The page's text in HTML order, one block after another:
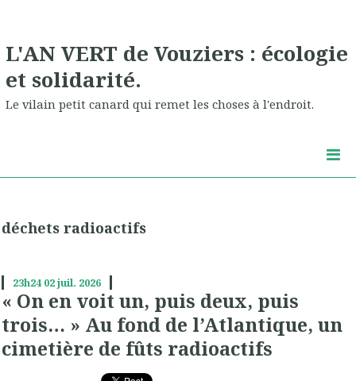
L'AN VERT de Vouziers : écologie
et solidarité.
Le vilain petit canard qui remet les choses à l'endroit.
déchets radioactifs
23h24 02juil. 2026
« On en voit un, puis deux, puis
trois… » Au fond de l’Atlantique, un
cimetière de fûts radioactifs